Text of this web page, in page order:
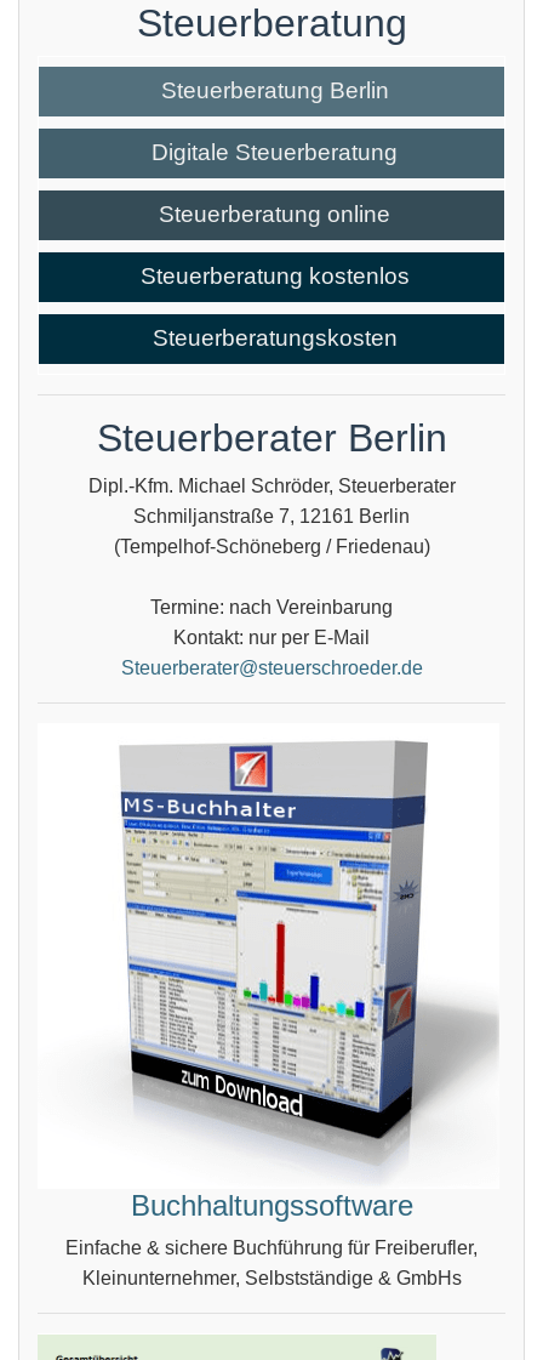
Steuerberatung
Steuerberatung Berlin
Digitale Steuerberatung
Steuerberatung online
Steuerberatung kostenlos
Steuerberatungskosten
Steuerberater Berlin
Dipl.-Kfm. Michael Schröder, Steuerberater
Schmiljanstraße 7, 12161 Berlin
(Tempelhof-Schöneberg / Friedenau)
Termine: nach Vereinbarung
Kontakt: nur per E-Mail
Steuerberater@steuerschroeder.de
Buchhaltungssoftware
Einfache & sichere Buchführung für Freiberufler,
Kleinunternehmer, Selbstständige & GmbHs